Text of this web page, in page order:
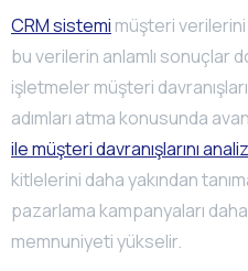
CRM sistemi müşteri
bu verilerin anlamlı sonuçlar
işletmeler müşteri
adımları atma konusunda
ile müşteri davranışlarını
kitlelerini daha yakından
pazarlama kampanyaları
memnuniyeti yükselir.